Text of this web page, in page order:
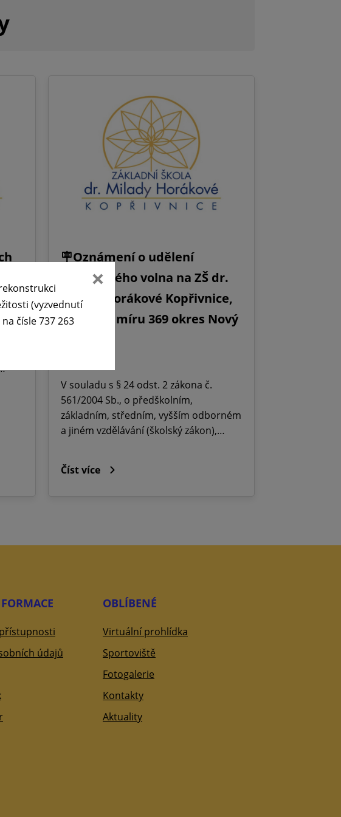
🪧Oznámení o udělení
ředitelského volna na ZŠ dr.
Milady Horákové Kopřivnice,
Obránců míru 369 okres Nový
V souladu s § 24 odst. 2 zákona č.
561/2004 Sb., o předškolním,
základním, středním, vyšším odborném
a jiném vzdělávání (školský zákon),…
Číst více
údajů
OBLÍBENÉ
Virtuální prohlídka
Sportoviště
Fotogalerie
Kontakty
Aktuality
(vyzvednutí
čísle 737 263